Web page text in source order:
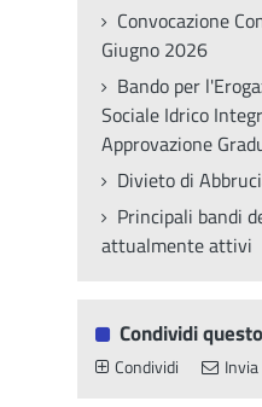
Convocazione
Giugno 2026
Bando per
Sociale Idrico
Approvazione
Divieto di
Principali bandi
attualmente attivi
Condividi
Condividi Invia